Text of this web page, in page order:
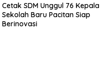
Cetak SDM Unggul 76 Kepala
Sekolah Baru Pacitan Siap
Berinovasi